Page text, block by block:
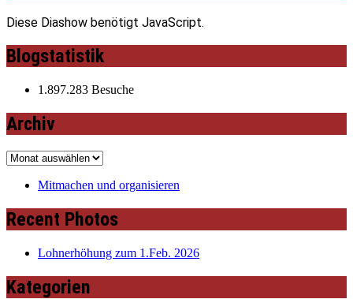
Diese Diashow benötigt JavaScript.
Blogstatistik
1.897.283 Besuche
Archiv
Archiv
Mitmachen und organisieren
Recent Photos
Lohnerhöhung zum 1.Feb. 2026
Kategorien